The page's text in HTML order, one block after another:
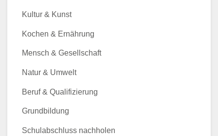
Kultur & Kunst
Kochen & Ernährung
Mensch & Gesellschaft
Natur & Umwelt
Beruf & Qualifizierung
Grundbildung
Schulabschluss nachholen